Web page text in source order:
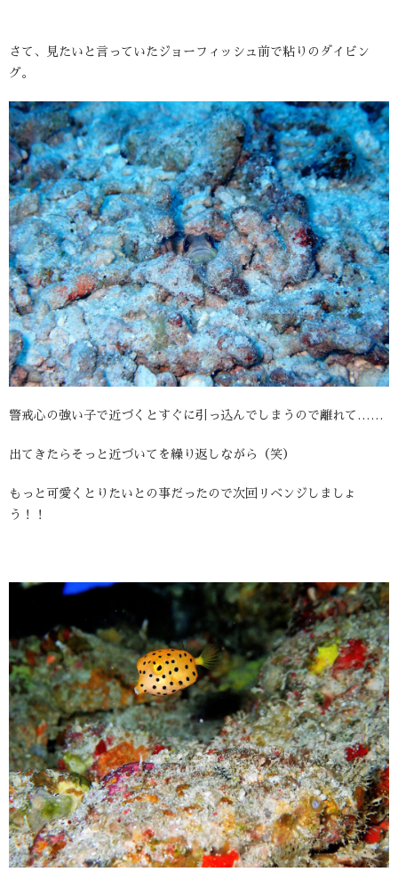
さて、見たいと言っていたジョーフィッシュ前で粘りのダイビン
グ。
警戒心の強い子で近づくとすぐに引っ込んでしまうので離れて……
出てきたらそっと近づいてを繰り返しながら（笑）
もっと可愛くとりたいとの事だったので次回リベンジしましょ
う！！